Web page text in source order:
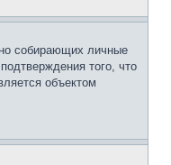
собирающих личные
того, что
объектом